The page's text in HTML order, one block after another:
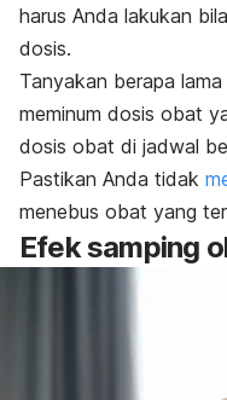
harus Anda lakukan
dosis.
Tanyakan berapa
meminum dosis obat
dosis obat di jadwal
Pastikan Anda tidak
menebus obat yang
Efek samping